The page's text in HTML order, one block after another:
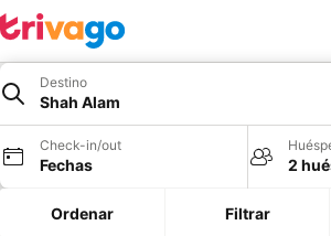
Destino
Shah Alam
Check-in/out
Fechas 2
Ordenar Filtrar